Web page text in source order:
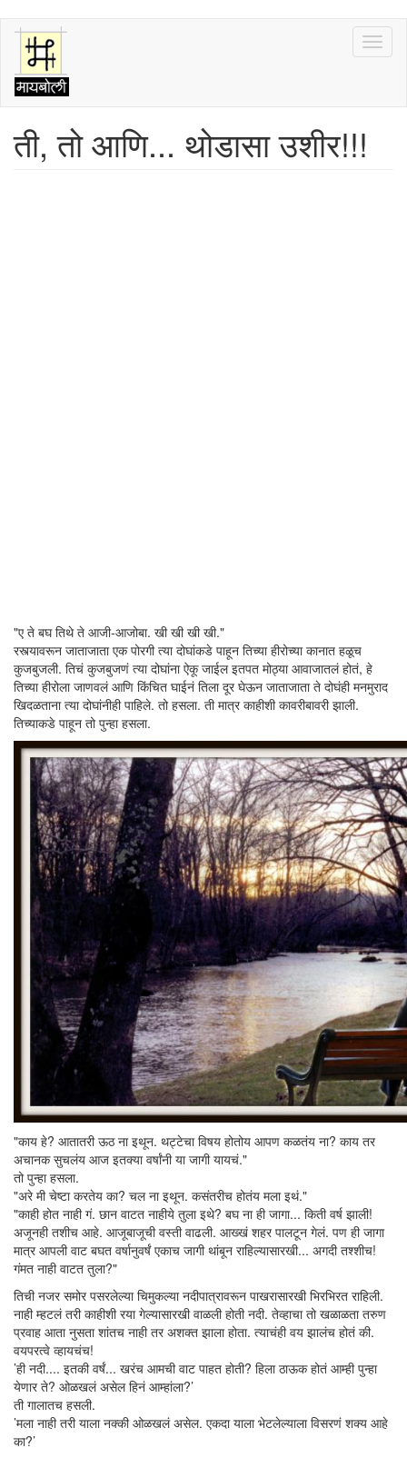
Skip
main
content
ती, तो आणि... थोडासा उशीर!!!
"ए ते बघ तिथे ते आजी-आजोबा. खी खी खी खी."
रस्त्यावरून जाताजाता एक पोरगी त्या दोघांकडे पाहून तिच्या हीरोच्या कानात हळूच
कुजबुजली. तिचं कुजबुजणं त्या दोघांना ऐकू जाईल इतपत मोठ्या आवाजातलं होतं, हे
तिच्या हीरोला जाणवलं आणि किंचित घाईनं तिला दूर घेऊन जाताजाता ते दोघंही मनमुराद
खिदळताना त्या दोघांनीही पाहिले. तो हसला. ती मात्र काहीशी कावरीबावरी झाली.
तिच्याकडे पाहून तो पुन्हा हसला.
"काय हे? आतातरी ऊठ ना इथून. थट्टेचा विषय होतोय आपण कळतंय ना? काय तर
अचानक सुचलंय आज इतक्या वर्षांनी या जागी यायचं."
तो पुन्हा हसला.
"अरे मी चेष्टा करतेय का? चल ना इथून. कसंतरीच होतंय मला इथं."
"काही होत नाही गं. छान वाटत नाहीये तुला इथे? बघ ना ही जागा... किती वर्ष झाली!
अजूनही तशीच आहे. आजूबाजूची वस्ती वाढली. आख्खं शहर पालटून गेलं. पण ही जागा
मात्र आपली वाट बघत वर्षानुवर्षं एकाच जागी थांबून राहिल्यासारखी... अगदी तश्शीच!
गंमत नाही वाटत तुला?"
तिची नजर समोर पसरलेल्या चिमुकल्या नदीपात्रावरून पाखरासारखी भिरभिरत राहिली.
नाही म्हटलं तरी काहीशी रया गेल्यासारखी वाळली होती नदी. तेव्हाचा तो खळाळता तरुण
प्रवाह आता नुसता शांतच नाही तर अशक्त झाला होता. त्याचंही वय झालंच होतं की.
वयपरत्वे व्हायचंच!
’ही नदी.... इतकी वर्षं... खरंच आमची वाट पाहत होती? हिला ठाऊक होतं आम्ही पुन्हा
येणार ते? ओळखलं असेल हिनं आम्हांला?’
ती गालातच हसली.
’मला नाही तरी याला नक्की ओळखलं असेल. एकदा याला भेटलेल्याला विसरणं शक्य आहे
का?’